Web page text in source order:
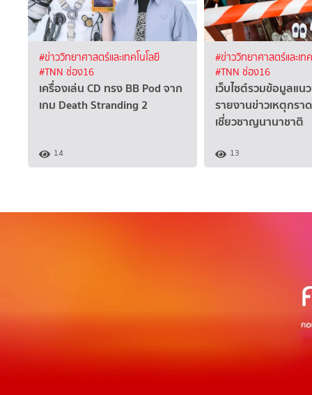
#ข่าววิทยาศาสตร์และเทคโนโลยี
#TNN ช่อง16
เครื่องเล่น CD ทรง BB Pod จาก
เกม Death Stranding 2
14
#ข่าววิทยาศาสตร์และเท
#TNN ช่อง16
เว็บไซต์รวมข้อมูลแน
รายงานข่าวเหตุกรา
เชี่ยวชาญนานาชาติ
13